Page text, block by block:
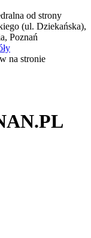
od strony
(ul. Dziekańska),
Poznań
na stronie